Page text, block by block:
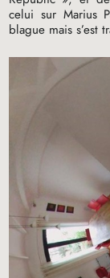
celui sur Marius
blague mais s’est